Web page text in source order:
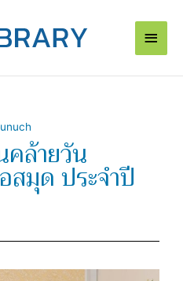
Main
ล้ายวัน
สมุด ประจำปี